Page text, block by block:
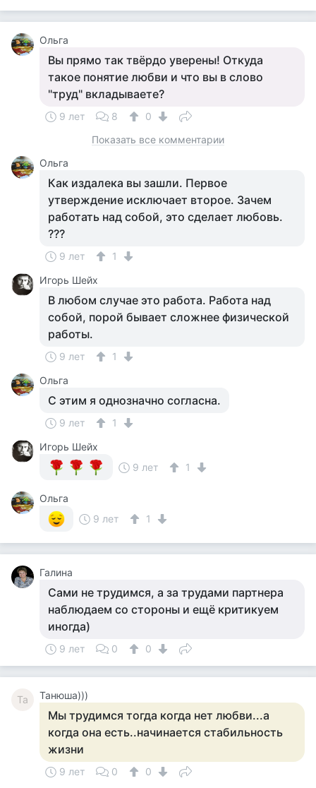
Ольга
Вы прямо так твёрдо уверены! Откуда
такое понятие любви и что вы в слово
"труд" вкладываете?
9 лет 8
0
Показать все комментарии
Ольга
Как издалека вы зашли. Первое
утверждение исключает второе. Зачем
работать над собой, это сделает любовь.
???
9 лет
1
Игорь Шейх
В любом случае это работа. Работа над
собой, порой бывает сложнее физической
работы.
9 лет
1
Ольга
С этим я однозначно согласна.
9 лет
1
Игорь Шейх
9 лет
1
Ольга
9 лет
1
Галина
Сами не трудимся, а за трудами партнера
наблюдаем со стороны и ещё критикуем
иногда)
9 лет 0 0
Та Танюша)))
Мы трудимся тогда когда нет любви...а
когда она есть..начинается стабильность
жизни
9 лет 0 0